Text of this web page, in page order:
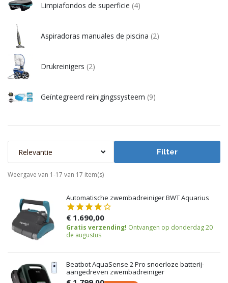
Limpiafondos de superficie (4)
Aspiradoras manuales de piscina (2)
Drukreinigers (2)
Geïntegreerd reinigingssysteem (9)
Relevantie Filter
Weergave van 1-17 van 17 item(s)
Automatische zwembadreiniger BWT Aquarius
€ 1.690,00
Gratis verzending! Ontvangen op donderdag 20
de augustus
Beatbot AquaSense 2 Pro snoerloze batterij-
aangedreven zwembadreiniger